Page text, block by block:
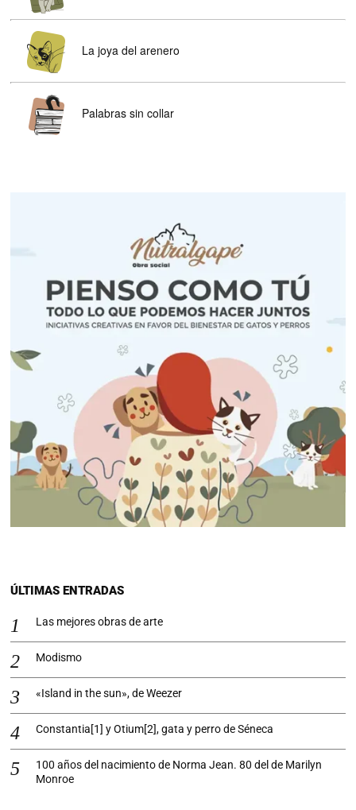
La joya del arenero
Palabras sin collar
ÚLTIMAS ENTRADAS
Las mejores obras de arte
Modismo
«Island in the sun», de Weezer
Constantia[1] y Otium[2], gata y perro de Séneca
100 años del nacimiento de Norma Jean. 80 del de Marilyn
Monroe